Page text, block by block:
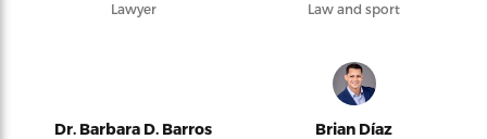
Lawyer Law and sport
Dr. Barbara D. Barros Brian Díaz